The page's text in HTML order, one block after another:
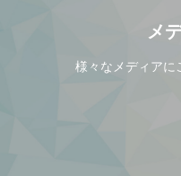
メ
様々なメディアに